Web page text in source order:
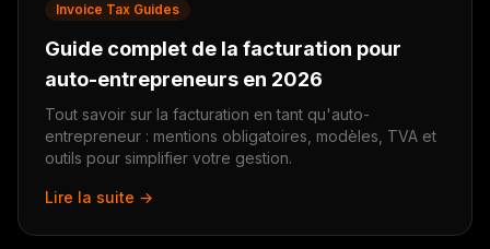
Invoice Tax Guides
Guide complet de la facturation pour
auto-entrepreneurs en 2026
Tout savoir sur la facturation en tant qu'auto-
entrepreneur : mentions obligatoires, modèles, TVA et
outils pour simplifier votre gestion.
Lire la suite →